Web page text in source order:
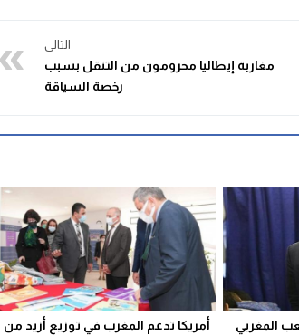
التالي
مغاربة إيطاليا محرومون من التنقل بسبب
رخصة السياقة
المغربي
أمريكا تدعم المغرب في توزيع أزيد من